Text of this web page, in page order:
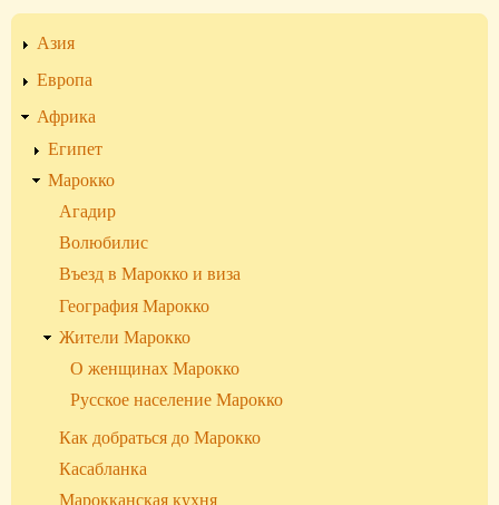
Жители
Марокко
Азия
Европа
Африка
Египет
Марокко
Агадир
Волюбилис
Въезд в Марокко и виза
География Марокко
Жители Марокко
О женщинах Марокко
Русское население Марокко
Как добраться до Марокко
Касабланка
Марокканская кухня